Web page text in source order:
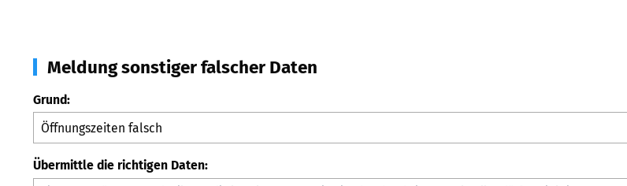
Meldung sonstiger falscher Daten
Grund:
Übermittle die richtigen Daten: